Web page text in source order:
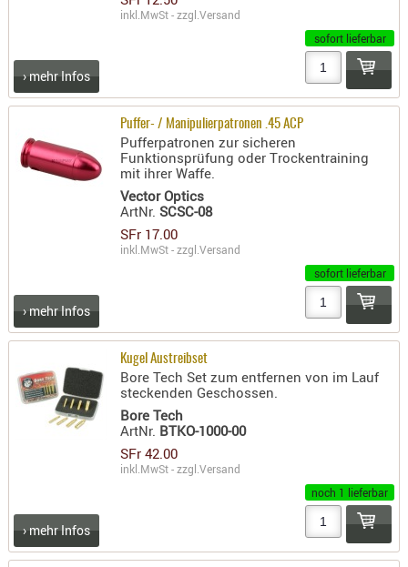
- single
RÜST-
TASCHEN
TRAGE-,
PATCHES
UND
inkl.MwSt - zzgl.Versand
sofort lieferbar
› mehr Infos
Puffer- / Manipulierpatronen .45 ACP
Pufferpatronen zur sicheren
Funktionsprüfung oder Trockentraining
mit ihrer Waffe.
Vector Optics
ArtNr.SCSC-08
SFr 17.00
inkl.MwSt - zzgl.Versand
sofort lieferbar
› mehr Infos
Kugel Austreibset
Bore Tech Set zum entfernen von im Lauf
steckenden Geschossen.
Bore Tech
ArtNr. BTKO-1000-00
SFr 42.00
inkl.MwSt - zzgl.Versand
noch 1 lieferbar
› mehr Infos